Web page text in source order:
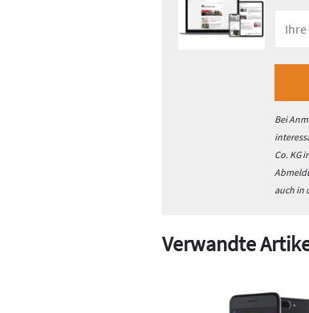
Bei
Co. KG
auch in
Verwandte